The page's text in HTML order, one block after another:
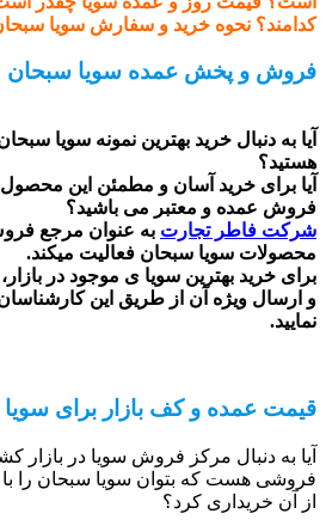
کدامند؟ نحوه خرید و سفارش سویا
فروش و پخش عمده سویا سبحان
آیا به دنبال خرید بهترین نمونه سویا سبحان
هستید؟
آیا برای خرید آسان و مطمئن این
فروش عمده و معتبر می باشید؟
شرکت فاطر تجارت به عنوان مرجع
محصولات سویا سبحان فعالیت میکند.
برای خرید بهترین سویا ی موجود در
و ارسال ویژه آن از طریق این
نمایید.
قیمت عمده و کف بازار برای
آیا به دنبال مرکز فروش سویا در بازار
فروشی هست که بتوان سویا سبحان را با
از آن خریداری کرد؟